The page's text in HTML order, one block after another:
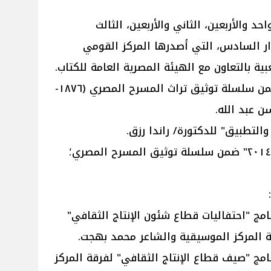
والأربعين، الثاني والأربعين، الثالث
السادس، التي أصدرها المركز القومي
بالتعاون مع الهيئة المصرية العامة للكتاب.
* كتاب "المسرح المصري ١٩٢٩" ضمن سلسلة توثيق تراث المسرح المصري (١٨٧٦-
للدكتورة/ راندا رزق.
* كتاب "الموسم المسرحي ٢٠١١- ٢٠١٤" ضمن سلسلة توثيق المسرح المصري؛
"احتفاليات قطاع شئون الإنتاج الثقافي"
"صيف قطاع الإنتاج الثقافي" لفرقة المركز